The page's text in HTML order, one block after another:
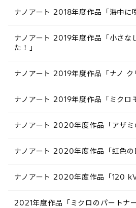
ナノアート 2018年度作品「海中に
ナノアート 2019年度作品「小さな
た！」
ナノアート 2019年度作品「ナノ ク
ナノアート 2019年度作品「ミクロ
ナノアート 2020年度作品「アザミ
ナノアート 2020年度作品「虹色の
ナノアート 2020年度作品「120 kV
2021年度作品「ミクロのパートナ